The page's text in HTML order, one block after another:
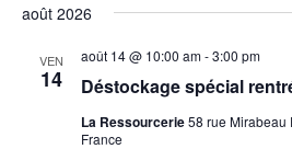
août 2026
VEN
14 Déstockage spécial
août 14 @ 10:00 am-3:00 pm
La Ressourcerie58 rue Mirabeau
France